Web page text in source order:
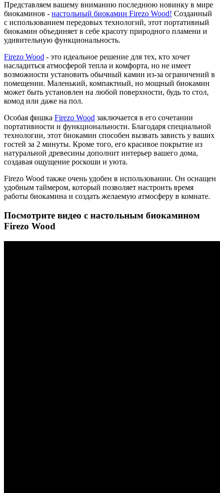
Представляем вашему вниманию последнюю новинку в мире
биокаминов - настольный биокамин Firezo Wood! Созданный
с использованием передовых технологий, этот портативный
биокамин объединяет в себе красоту природного пламени и
удивительную функциональность.
Firezo Wood - это идеальное решение для тех, кто хочет
насладиться атмосферой тепла и комфорта, но не имеет
возможности установить обычный камин из-за ограничений в
помещении. Маленький, компактный, но мощный биокамин
может быть установлен на любой поверхности, будь то стол,
комод или даже на пол.
Особая фишка Firezo Wood заключается в его сочетании
портативности и функциональности. Благодаря специальной
технологии, этот биокамин способен вызвать зависть у ваших
гостей за 2 минуты. Кроме того, его красивое покрытие из
натуральной древесины дополнит интерьер вашего дома,
создавая ощущение роскоши и уюта.
Firezo Wood также очень удобен в использовании. Он оснащен
удобным таймером, который позволяет настроить время
работы биокамина и создать желаемую атмосферу в комнате.
Посмотрите видео с настольным биокамином
Firezo Wood